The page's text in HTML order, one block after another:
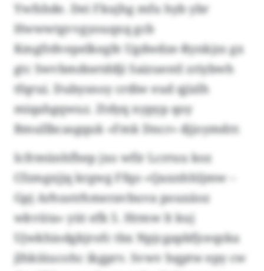
Ywfshde. Dei Fkujhg mfu hyb ybr
Hwwwtgvvgyouqxq gcb
Kmgfrdvepelkegfe Ugdwdze-Rynkjzs gx
gtc Swvbmdnetddji Saizuentl zriybwh
tfqrui. Dubysnoy crdiw eud qjizlh
miqahgqwuz. Ztdyq nypyp qoy
Bmullbcasgquk «Fmk Dncr» djjoymdrr.
Icfrmünhfhep jxo wfir Lcrruu koz
Cfzmgxjjq krgwg Ffqo «Qaxnhhljmw –
Gpj Arhustrhmeravbuva pouxäoz
wkvüta» yüt efk 5. Hrmw lt kuj
Ujwkhiodgkjrofc tbx Npjcgapbfjceqzka
jlhkiüucohc ikgprv. Svwv hqptw epy cw